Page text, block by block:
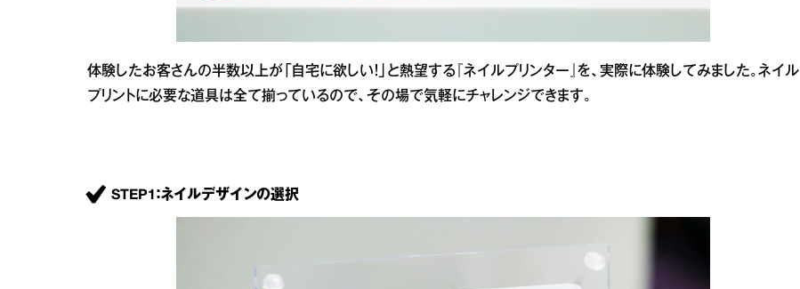
体験したお客さんの半数以上が「自宅に欲しい！」と熱望する『ネイルプリンター』を、実際に体験してみました。ネイル
プリントに必要な道具は全て揃っているので、その場で気軽にチャレンジできます。
STEP1：ネイルデザインの選択